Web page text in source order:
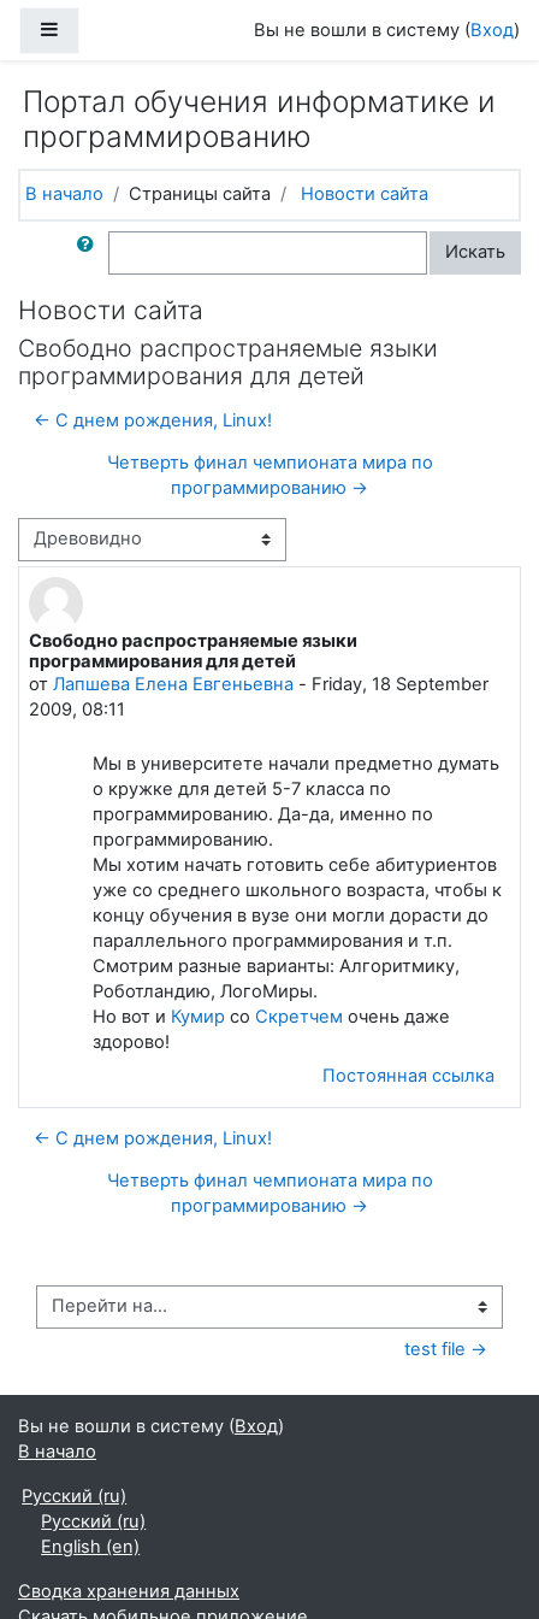
Вы не вошли в систему (Вход)
Портал обучения информатике и
программированию
В начало Страницы сайта Новости сайта
Поиск по форумам Искать
Новости сайта
Свободно распространяемые языки
программирования для детей
← С днем рождения, Linux!
Четверть финал чемпионата мира по
программированию →
Режим отображения
Свободно распространяемые языки
программирования для детей
от Лапшева Елена Евгеньевна - Friday, 18 September
2009, 08:11
Количество ответов: 0
Мы в университете начали предметно думать
о кружке для детей 5-7 класса по
программированию. Да-да, именно по
программированию.
Мы хотим начать готовить себе абитуриентов
уже со среднего школьного возраста, чтобы к
концу обучения в вузе они могли дорасти до
параллельного программирования и т.п.
Смотрим разные варианты: Алгоритмику,
Роботландию, ЛогоМиры.
Но вот и Кумир со Скретчем очень даже
здорово!
Постоянная ссылка
← С днем рождения, Linux!
Четверть финал чемпионата мира по
программированию →
Перейти на...
test file →
Вы не вошли в систему (Вход)
В начало
Русский ‎(ru)‎
Русский ‎(ru)‎
English ‎(en)‎
Сводка хранения данных